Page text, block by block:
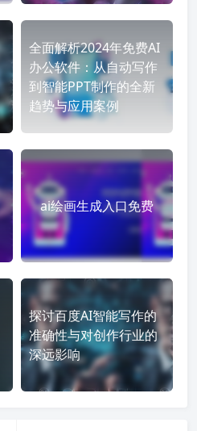
全面解析2024年免费AI
办公软件：从自动写作
到智能PPT制作的全新
趋势与应用案例
ai绘画生成入口免费
探讨百度AI智能写作的
准确性与对创作行业的
深远影响